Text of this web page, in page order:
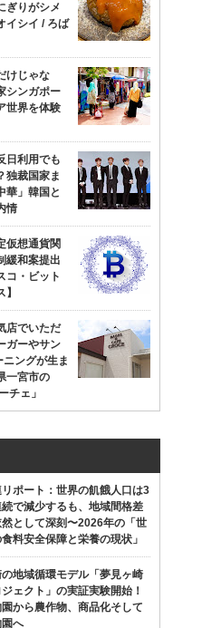
ぎりがシメ
イシイ / ろば
けじゃな
シンガポー
世界を体験
日利用でも
独裁国家ま
華」韓国と
情
仮想通貨関
緩和案提出
コ・ビット
店でいただ
ガーやサン
ニングが生ま
一宮市の
チェ」
リポート：世界の飢餓人口は3
で減少するも、地域間格差
として深刻〜2026年の「世
料安全保障と栄養の現状」
の地域循環モデル「夢見ヶ崎
ェクト」の実証実験開始！
から農作物、商品化そして
へ